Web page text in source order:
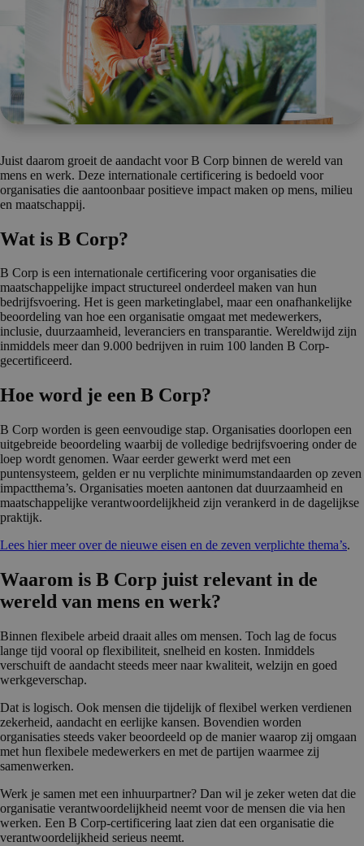
Juist daarom groeit de aandacht voor B Corp binnen de wereld van
mens en werk. Deze internationale certificering is bedoeld voor
organisaties die aantoonbaar positieve impact maken op mens, milieu
en maatschappij.
Wat is B Corp?
B Corp is een internationale certificering voor organisaties die
maatschappelijke impact structureel onderdeel maken van hun
bedrijfsvoering. Het is geen marketinglabel, maar een onafhankelijke
beoordeling van hoe een organisatie omgaat met medewerkers,
inclusie, duurzaamheid, leveranciers en transparantie. Wereldwijd zijn
inmiddels meer dan 9.000 bedrijven in ruim 100 landen B Corp-
gecertificeerd.
Hoe word je een B Corp?
B Corp worden is geen eenvoudige stap. Organisaties doorlopen een
uitgebreide beoordeling waarbij de volledige bedrijfsvoering onder de
loep wordt genomen. Waar eerder gewerkt werd met een
puntensysteem, gelden er nu verplichte minimumstandaarden op zeven
impactthema’s. Organisaties moeten aantonen dat duurzaamheid en
maatschappelijke verantwoordelijkheid zijn verankerd in de dagelijkse
praktijk.
Lees hier meer over de nieuwe eisen en de zeven verplichte thema’s.
Waarom is B Corp juist relevant in de
wereld van mens en werk?
Binnen flexibele arbeid draait alles om mensen. Toch lag de focus
lange tijd vooral op flexibiliteit, snelheid en kosten. Inmiddels
verschuift de aandacht steeds meer naar kwaliteit, welzijn en goed
werkgeverschap.
Dat is logisch. Ook mensen die tijdelijk of flexibel werken verdienen
zekerheid, aandacht en eerlijke kansen. Bovendien worden
organisaties steeds vaker beoordeeld op de manier waarop zij omgaan
met hun flexibele medewerkers en met de partijen waarmee zij
samenwerken.
Werk je samen met een inhuurpartner? Dan wil je zeker weten dat die
organisatie verantwoordelijkheid neemt voor de mensen die via hen
werken. Een B Corp-certificering laat zien dat een organisatie die
verantwoordelijkheid serieus neemt.